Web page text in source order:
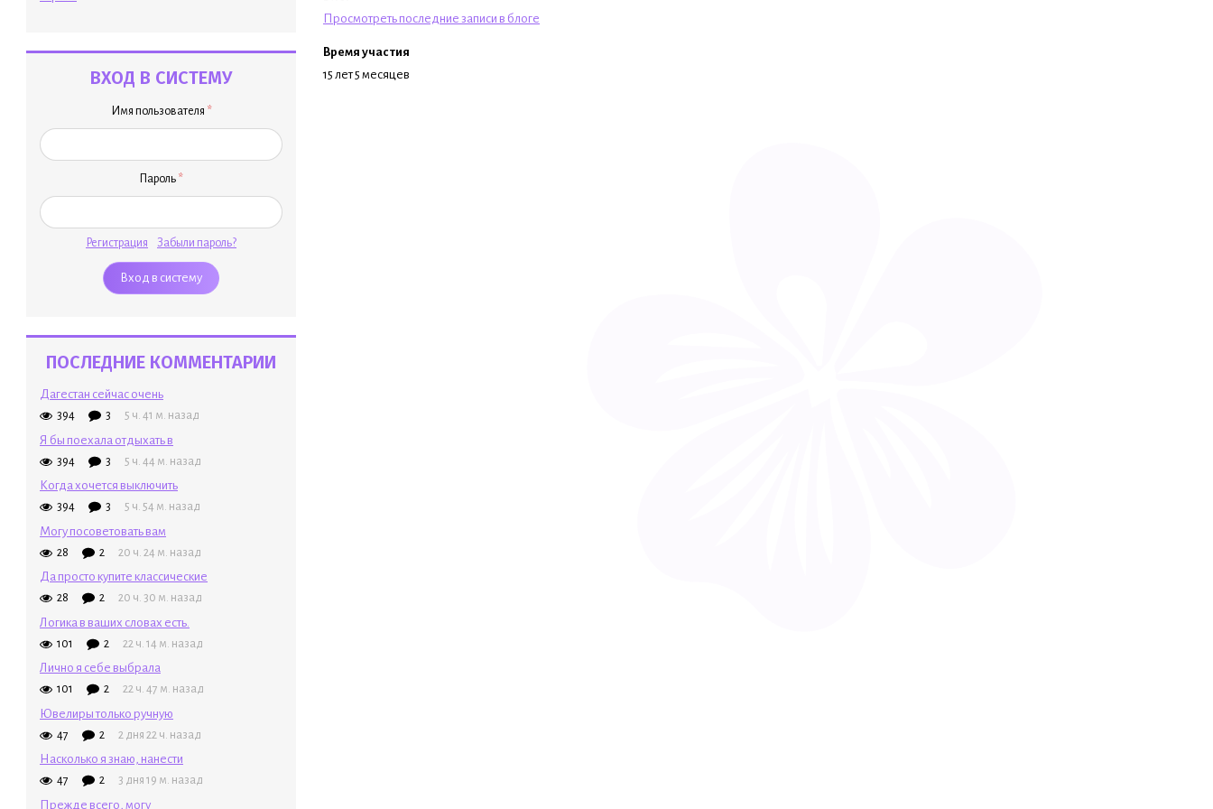
ВХОД В СИСТЕМУ
Имя пользователя *
Пароль *
Регистрация Забыли пароль?
ПОСЛЕДНИЕ КОММЕНТАРИИ
Дагестан сейчас очень
394 3 5 ч. 41 м. назад
Я бы поехала отдыхать в
394 3 5 ч. 44 м. назад
Когда хочется выключить
394 3 5 ч. 54 м. назад
Могу посоветовать вам
28 2 20 ч. 24 м. назад
Да просто купите классические
28 2 20 ч. 30 м. назад
Логика в ваших словах есть.
101 2 22 ч. 14 м. назад
Лично я себе выбрала
101 2 22 ч. 47 м. назад
Ювелиры только ручную
47 2 2 дня 22 ч. назад
Насколько я знаю, нанести
47 2 3 дня 19 м. назад
Прежде всего, могу
Просмотреть последние записи в блоге
Время участия
15 лет 5 месяцев